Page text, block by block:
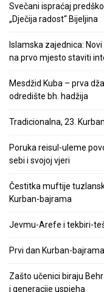
Svečani ispraćaj
„Dječija radost“ Bijeljina
Islamska zajednica:
na prvo mjesto staviti
Mesdžid Kuba – prva
odredište bh. hadžija
Tradicionalna, 23.
Poruka reisul-uleme
sebi i svojoj vjeri
Čestitka muftije
Kurban-bajrama
Jevmu-Arefe i tekbiri-
Prvi dan Kurban-
Zašto učenici biraju
i generacije uspjeha